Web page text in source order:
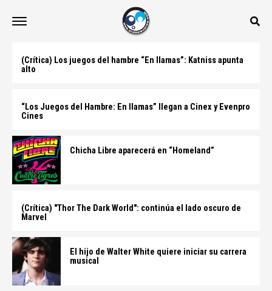
(Crítica) Los juegos del hambre “En llamas”: Katniss apunta
alto
“Los Juegos del Hambre: En llamas” llegan a Cinex y Evenpro
Cines
Chicha Libre aparecerá en “Homeland”
(Crítica) "Thor The Dark World": continúa el lado oscuro de
Marvel
El hijo de Walter White quiere iniciar su carrera
musical